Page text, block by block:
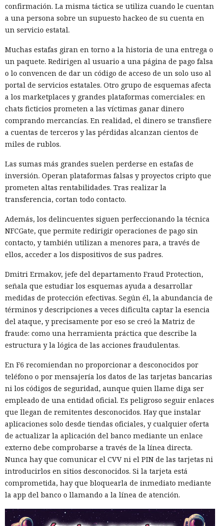
confirmación. La misma táctica se utiliza cuando le cuentan
a una persona sobre un supuesto hackeo de su cuenta en
un servicio estatal.
Muchas estafas giran en torno a la historia de una entrega o
un paquete. Redirigen al usuario a una página de pago falsa
o lo convencen de dar un código de acceso de un solo uso al
portal de servicios estatales. Otro grupo de esquemas afecta
a los marketplaces y grandes plataformas comerciales: en
chats ficticios prometen a las víctimas ganar dinero
comprando mercancías. En realidad, el dinero se transfiere
a cuentas de terceros y las pérdidas alcanzan cientos de
miles de rublos.
Las sumas más grandes suelen perderse en estafas de
inversión. Operan plataformas falsas y proyectos cripto que
prometen altas rentabilidades. Tras realizar la
transferencia, cortan todo contacto.
Además, los delincuentes siguen perfeccionando la técnica
NFCGate, que permite redirigir operaciones de pago sin
contacto, y también utilizan a menores para, a través de
ellos, acceder a los dispositivos de sus padres.
Dmitri Ermakov, jefe del departamento Fraud Protection,
señala que estudiar los esquemas ayuda a desarrollar
medidas de protección efectivas. Según él, la abundancia de
términos y descripciones a veces dificulta captar la esencia
del ataque, y precisamente por eso se creó la Matriz de
fraude: como una herramienta práctica que describe la
estructura y la lógica de las acciones fraudulentas.
En F6 recomiendan no proporcionar a desconocidos por
teléfono o por mensajería los datos de las tarjetas bancarias
ni los códigos de seguridad, aunque quien llame diga ser
empleado de una entidad oficial. Es peligroso seguir enlaces
que llegan de remitentes desconocidos. Hay que instalar
aplicaciones solo desde tiendas oficiales, y cualquier oferta
de actualizar la aplicación del banco mediante un enlace
externo debe comprobarse a través de la línea directa.
Nunca hay que comunicar el CVV ni el PIN de las tarjetas ni
introducirlos en sitios desconocidos. Si la tarjeta está
comprometida, hay que bloquearla de inmediato mediante
la app del banco o llamando a la línea de atención.